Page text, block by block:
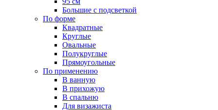
Большие с подсветкой
По форме
Квадратные
Круглые
Овальные
Полукруглые
Прямоугольные
По применению
В ванную
В прихожую
В спальню
Для визажиста